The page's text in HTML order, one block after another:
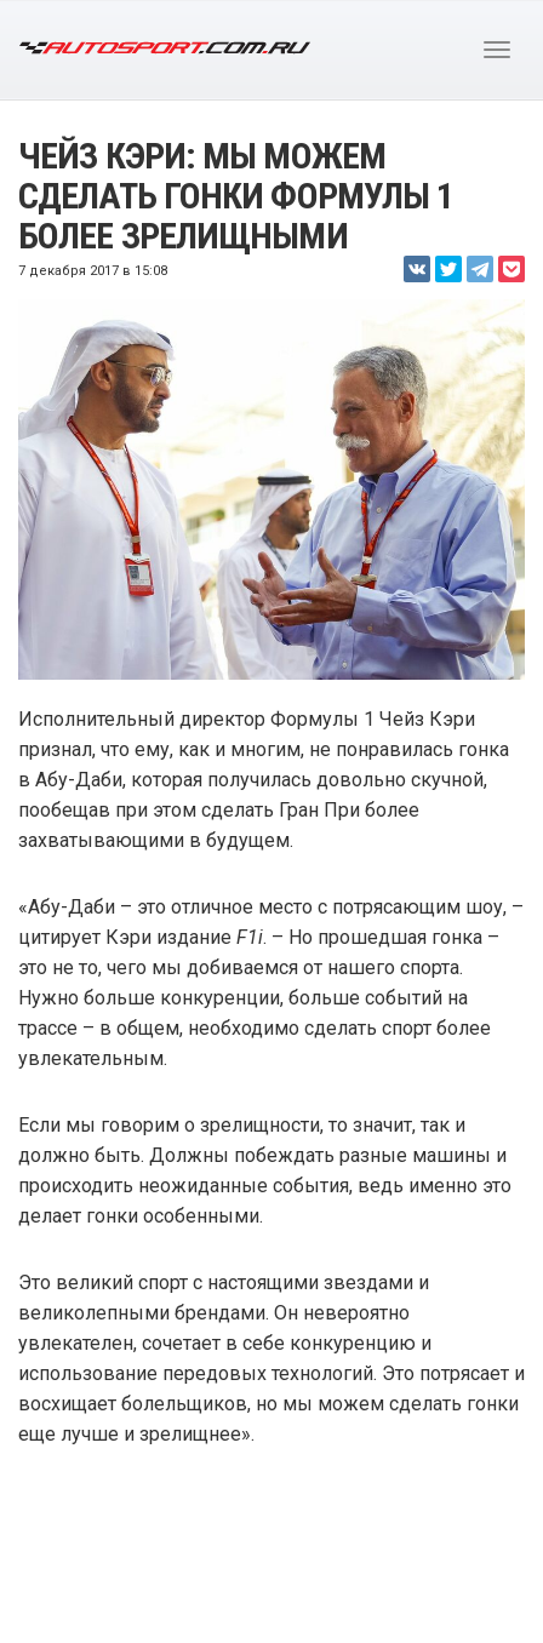
ЧЕЙЗ КЭРИ: МЫ МОЖЕМ
СДЕЛАТЬ ГОНКИ ФОРМУЛЫ 1
БОЛЕЕ ЗРЕЛИЩНЫМИ
7 декабря 2017 в 15:08
Исполнительный директор Формулы 1 Чейз Кэри
признал, что ему, как и многим, не понравилась гонка
в Абу-Даби, которая получилась довольно скучной,
пообещав при этом сделать Гран При более
захватывающими в будущем.
«Абу-Даби – это отличное место с потрясающим шоу, –
цитирует Кэри издание F1i. – Но прошедшая гонка –
это не то, чего мы добиваемся от нашего спорта.
Нужно больше конкуренции, больше событий на
трассе – в общем, необходимо сделать спорт более
увлекательным.
Если мы говорим о зрелищности, то значит, так и
должно быть. Должны побеждать разные машины и
происходить неожиданные события, ведь именно это
делает гонки особенными.
Это великий спорт с настоящими звездами и
великолепными брендами. Он невероятно
увлекателен, сочетает в себе конкуренцию и
использование передовых технологий. Это потрясает и
восхищает болельщиков, но мы можем сделать гонки
еще лучше и зрелищнее».